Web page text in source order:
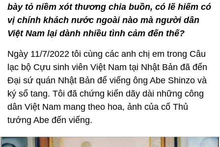
bày tỏ niềm xót thương chia buồn, có lẽ hiếm có
vị chính khách nước ngoài nào mà người dân
Việt Nam lại dành nhiều tình cảm đến thế?
Ngày 11/7/2022 tôi cùng các anh chị em trong Câu
lạc bộ Cựu sinh viên Việt Nam tại Nhật Bản đã đến
Đại sứ quán Nhật Bản để viếng ông Abe Shinzo và
ký sổ tang. Tôi đã chứng kiến dãy dài những công
dân Việt Nam mang theo hoa, ảnh của cố Thủ
tướng Abe đến viếng.